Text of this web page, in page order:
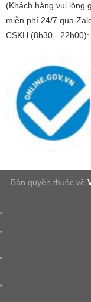
(Khách hàng vui lòng
miễn phí 24/7 qua
CSKH (8h30 - 22h00):
Bản quyền thuộc về